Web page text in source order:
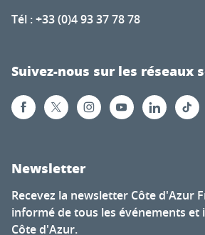
Tél : +33 (0)4 93 37 78 78
Suivez-nous sur les réseaux
Newsletter
Recevez la newsletter Côte d'Azur
informé de tous les événements et
Côte d'Azur.